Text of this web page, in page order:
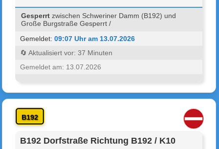
Gesperrt zwischen Schweriner Damm (B192) und
Große Burgstraße Gesperrt /
Gemeldet:09:07 Uhr am 13.07.2026
🔄 Aktualisiert vor: 37 Minuten
Gemeldet am: 13.07.2026
B192
B192 Dorfstraße Richtung B192 / K10